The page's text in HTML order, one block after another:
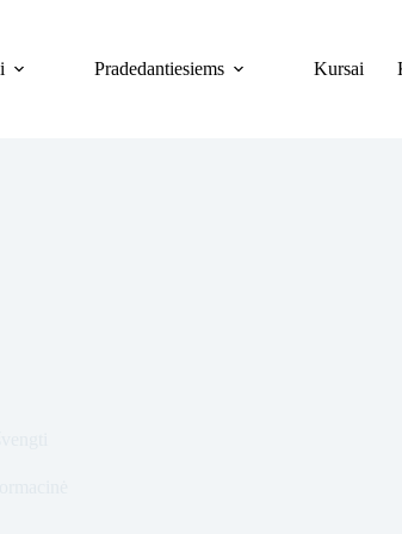
Pradedantiesiems Kursai